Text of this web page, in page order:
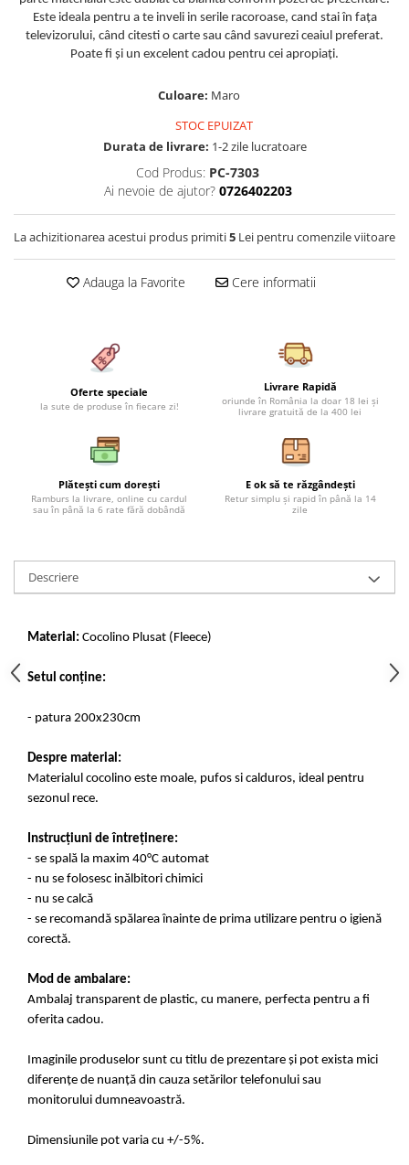
Cearceaf cu elastic 4 piese
Cearceaf normal 6 piese
Lenjerii Catifea
Lenjerii Pufoase Fluffy/ Rabbit
Bumbac Neted Nesatinat
Bumbac 100% Poplin Hobby
Lenjerii Jacquard
Lenjerii pentru PASTE
Set Lenjerie + Draperii Pat Dublu
Huse De Pat Tricotate 160x200cm
Huse De Pat Tricotate 180x200cm
Huse Impermeabile
Huse Impermeabile 160x200cm
Este ideala pentru a te inveli in serile racoroase, cand stai în faţa
televizorului, când citesti o carte sau când savurezi ceaiul preferat.
Poate fi şi un excelent cadou pentru cei apropiaţi.
Culoare: Maro
STOC EPUIZAT
Durata de livrare: 1-2 zile lucratoare
Cod Produs: PC-7303
Ai nevoie de ajutor? 0726402203
La achizitionarea acestui produs primiti5 Lei pentru comenzile viitoare
Adauga la Favorite Cere informatii
Oferte speciale
la sute de produse în fiecare zi!
Livrare Rapidă
oriunde în România la doar 18 lei și
livrare gratuită de la 400 lei
Plătești cum dorești
Ramburs la livrare, online cu cardul
sau în până la 6 rate fără dobândă
E ok să te răzgândești
Retur simplu și rapid în până la 14
zile
Descriere
Material: Cocolino Plusat (Fleece)
Setul conține:
- patura 200x230cm
Despre material:
Materialul cocolino este moale, pufos si calduros, ideal pentru
sezonul rece.
Instrucțiuni de întreținere:
- se spală la maxim 40°C automat
- nu se folosesc inălbitori chimici
- nu se calcă
- se recomandă spălarea înainte de prima utilizare pentru o igienă
corectă.
Mod de ambalare:
Ambalaj transparent de plastic, cu manere, perfecta pentru a fi
oferita cadou.
Imaginile produselor sunt cu titlu de prezentare și pot exista mici
diferențe de nuanță din cauza setărilor telefonului sau
monitorului dumneavoastră.
Dimensiunile pot varia cu +/-5%.